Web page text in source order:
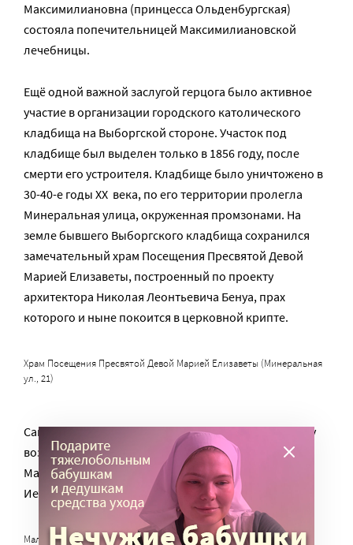
Максимилиановна (принцесса Ольденбургская)
состояла попечительницей Максимилиановской
лечебницы.
Ещё одной важной заслугой герцога было активное
участие в организации городского католического
кладбища на Выборгской стороне. Участок под
кладбище был выделен только в 1856 году, после
смерти его устроителя. Кладбище было уничтожено в
30-40-е годы XX века, по его территории пролегла
Минеральная улица, окруженная промзонами. На
земле бывшего Выборгского кладбища сохранился
замечательный храм Посещения Пресвятой Девой
Марией Елизаветы, построенный по проекту
архитектора Николая Леонтьевича Бенуа, прах
которого и ныне покоится в церковной крипте.
Храм Посещения Пресвятой Девой Марией Елизаветы (Минеральная
ул., 21)
Сам Максимилиан Лейхтенбергский умер в 1852 году
возрасте 35 лет от чахотки, и был погребен в
Мальтийской капелле (в церкви Св. Иоанна
Иерусалимского ордена мальтийских рыцарей).
Мальтийская капелла, Садовая ул., 26 (Г. Лукомский, «Старый